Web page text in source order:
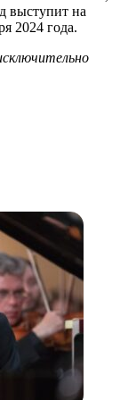
выступит на
2024 года.